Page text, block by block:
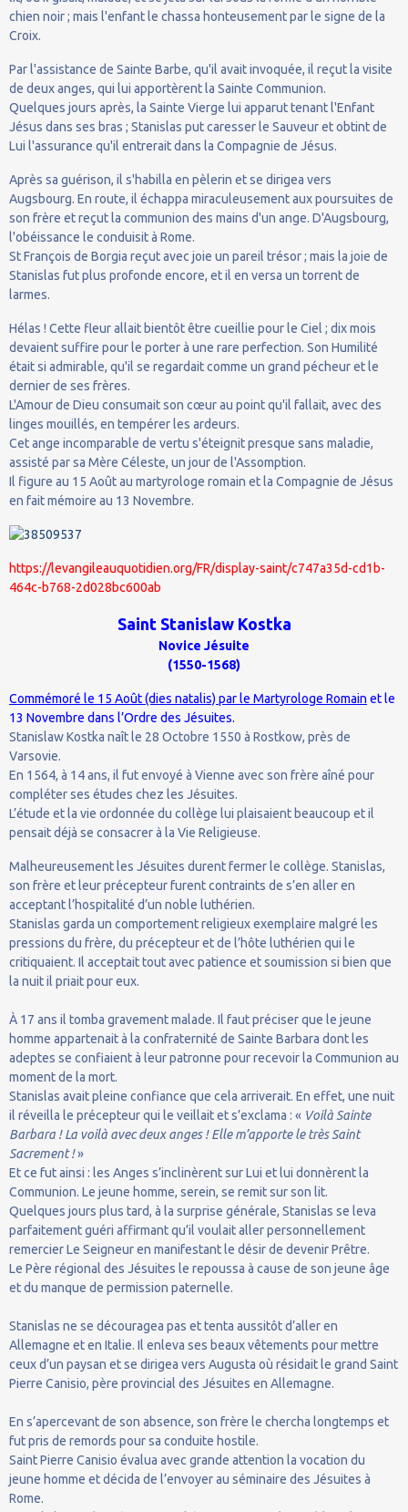
chien noir ; mais l'enfant le chassa honteusement par le signe de la
Croix.
Par l'assistance de Sainte Barbe, qu'il avait invoquée, il reçut la visite
de deux anges, qui lui apportèrent la Sainte Communion.
Quelques jours après, la Sainte Vierge lui apparut tenant l'Enfant
Jésus dans ses bras ; Stanislas put caresser le Sauveur et obtint de
Lui l'assurance qu'il entrerait dans la Compagnie de Jésus.
Après sa guérison, il s'habilla en pèlerin et se dirigea vers
Augsbourg. En route, il échappa miraculeusement aux poursuites de
son frère et reçut la communion des mains d'un ange. D'Augsbourg,
l'obéissance le conduisit à Rome.
St François de Borgia reçut avec joie un pareil trésor ; mais la joie de
Stanislas fut plus profonde encore, et il en versa un torrent de
larmes.
Hélas ! Cette fleur allait bientôt être cueillie pour le Ciel ; dix mois
devaient suffire pour le porter à une rare perfection. Son Humilité
était si admirable, qu'il se regardait comme un grand pécheur et le
dernier de ses frères.
L'Amour de Dieu consumait son cœur au point qu'il fallait, avec des
linges mouillés, en tempérer les ardeurs.
Cet ange incomparable de vertu s'éteignit presque sans maladie,
assisté par sa Mère Céleste, un jour de l'Assomption.
Il figure au 15 Août au martyrologe romain et la Compagnie de Jésus
en fait mémoire au 13 Novembre.
https://levangileauquotidien.org/FR/display-saint/c747a35d-cd1b-
464c-b768-2d028bc600ab
Saint Stanislaw Kostka
Novice Jésuite
(1550-1568)
Commémoré le 15 Août (dies natalis) par le Martyrologe Romain et le
13 Novembre dans l’Ordre des Jésuites.
Stanislaw Kostka naît le 28 Octobre 1550 à Rostkow, près de
Varsovie.
En 1564, à 14 ans, il fut envoyé à Vienne avec son frère aîné pour
compléter ses études chez les Jésuites.
L’étude et la vie ordonnée du collège lui plaisaient beaucoup et il
pensait déjà se consacrer à la Vie Religieuse.
Malheureusement les Jésuites durent fermer le collège. Stanislas,
son frère et leur précepteur furent contraints de s’en aller en
acceptant l’hospitalité d’un noble luthérien.
Stanislas garda un comportement religieux exemplaire malgré les
pressions du frère, du précepteur et de l’hôte luthérien qui le
critiquaient. Il acceptait tout avec patience et soumission si bien que
la nuit il priait pour eux.
À 17 ans il tomba gravement malade. Il faut préciser que le jeune
homme appartenait à la confraternité de Sainte Barbara dont les
adeptes se confiaient à leur patronne pour recevoir la Communion au
moment de la mort.
Stanislas avait pleine confiance que cela arriverait. En effet, une nuit
il réveilla le précepteur qui le veillait et s’exclama : « Voilà Sainte
Barbara ! La voilà avec deux anges ! Elle m’apporte le très Saint
Sacrement !»
Et ce fut ainsi : les Anges s’inclinèrent sur Lui et lui donnèrent la
Communion. Le jeune homme, serein, se remit sur son lit.
Quelques jours plus tard, à la surprise générale, Stanislas se leva
parfaitement guéri affirmant qu’il voulait aller personnellement
remercier Le Seigneur en manifestant le désir de devenir Prêtre.
Le Père régional des Jésuites le repoussa à cause de son jeune âge
et du manque de permission paternelle.
Stanislas ne se découragea pas et tenta aussitôt d’aller en
Allemagne et en Italie. Il enleva ses beaux vêtements pour mettre
ceux d’un paysan et se dirigea vers Augusta où résidait le grand Saint
Pierre Canisio, père provincial des Jésuites en Allemagne.
En s’apercevant de son absence, son frère le chercha longtemps et
fut pris de remords pour sa conduite hostile.
Saint Pierre Canisio évalua avec grande attention la vocation du
jeune homme et décida de l’envoyer au séminaire des Jésuites à
Rome.